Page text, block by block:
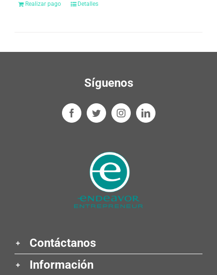
Realizar pago Detalles
Síguenos
Contáctanos
Información